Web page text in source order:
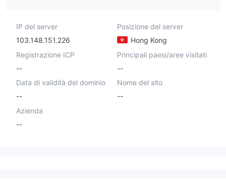
IP del server
103.148.151.226
Posizione del server
Hong Kong
Registrazione ICP
--
Principali paesi/aree visitati
--
Data di validità del dominio
--
Nome del sito
--
Azienda
--